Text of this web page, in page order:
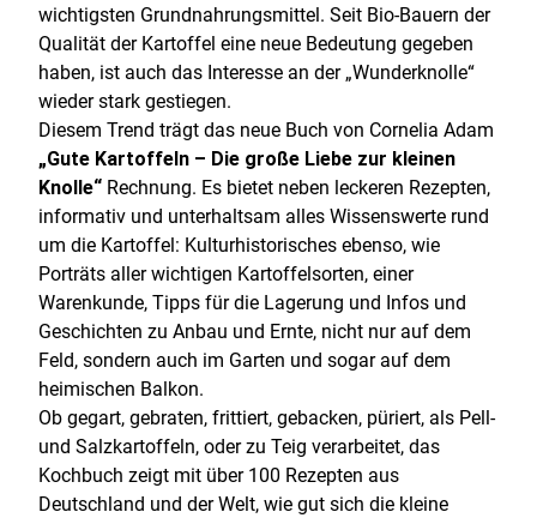
wichtigsten Grundnahrungsmittel. Seit Bio-Bauern der
Qualität der Kartoffel eine neue Bedeutung gegeben
haben, ist auch das Interesse an der „Wunderknolle“
wieder stark gestiegen.
Diesem Trend trägt das neue Buch von Cornelia Adam
„Gute Kartoffeln – Die große Liebe zur kleinen
Knolle“ Rechnung. Es bietet neben leckeren Rezepten,
informativ und unterhaltsam alles Wissenswerte rund
um die Kartoffel: Kulturhistorisches ebenso, wie
Porträts aller wichtigen Kartoffelsorten, einer
Warenkunde, Tipps für die Lagerung und Infos und
Geschichten zu Anbau und Ernte, nicht nur auf dem
Feld, sondern auch im Garten und sogar auf dem
heimischen Balkon.
Ob gegart, gebraten, frittiert, gebacken, püriert, als Pell-
und Salzkartoffeln, oder zu Teig verarbeitet, das
Kochbuch zeigt mit über 100 Rezepten aus
Deutschland und der Welt, wie gut sich die kleine